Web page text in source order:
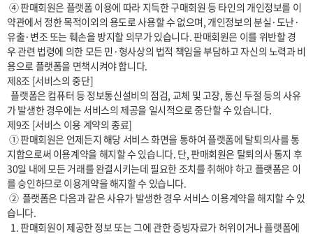
약관에서 정한 목적이외의 용도로 사용할 수 없으며, 개인정보의 분실·도난·
유출·변조 또는 훼손을 방지할 의무가 있습니다. 판매회원은 이를 위반할 경
우 관련 법령에 의한 모든 민·형사상의 법적 책임을 부담하고 자신의 노력과 비
용으로 플랫폼을 면책시켜야 합니다.
제8조 [서비스의 중단]
  플랫폼은 컴퓨터 등 정보통신설비의 점검, 교체 및 고장, 통신 두절 등의 사유
가 발생한 경우에는 서비스의 제공을 일시적으로 중단할 수 있습니다.
제9조 [서비스 이용 계약의 종료]
지함으로써 이용계약을 해지할 수 있습니다. 단, 판매회원은 탈퇴의사 통지 후
30일 내에 모든 거래를 완결시키는데 필요한 조치를 취해야 하고 플랫폼은 이
를 승인하므로 이용계약을 해지할 수 있습니다.
습니다.